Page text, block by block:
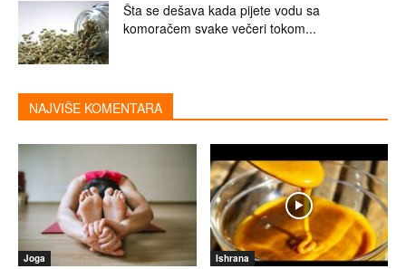
Šta se dešava kada pijete vodu sa
komoračem svake večeri tokom...
NAJVIŠE KOMENTARA
Joga Ishrana